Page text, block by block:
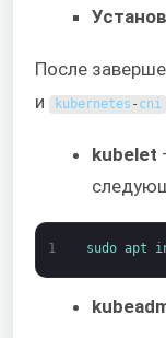
После
и
kubernetes - cni
kubelet
1 sudo apt